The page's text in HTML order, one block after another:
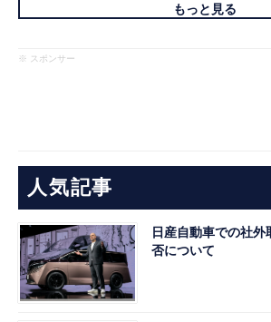
もっと見る
※ スポンサー
人気記事
日産自動車での社
否について